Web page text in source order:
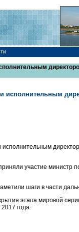
исполнительным
участие
шаги в части
этапа мировой
года.